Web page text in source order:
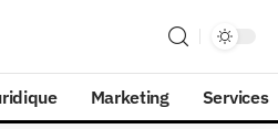
Marketing Services